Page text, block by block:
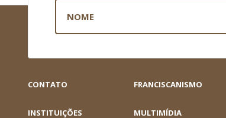
CONTATO FRANCISCANISMO
INSTITUIÇÕES
MULTIMÍDIA